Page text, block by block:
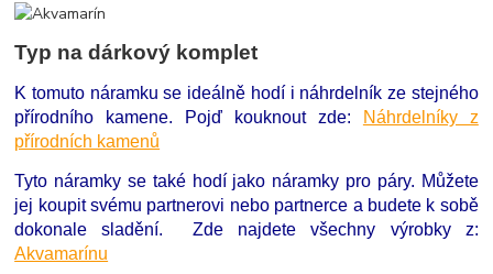
Typ na dárkový komplet
K tomuto náramku se ideálně hodí i náhrdelník ze stejného
přírodního kamene. Pojď kouknout zde:
Náhrdelníky z
přírodních kamenů
Tyto náramky se také hodí jako náramky pro páry. Můžete
jej koupit svému partnerovi nebo partnerce a budete k sobě
dokonale sladění. Zde najdete všechny výrobky z:
Akvamarínu